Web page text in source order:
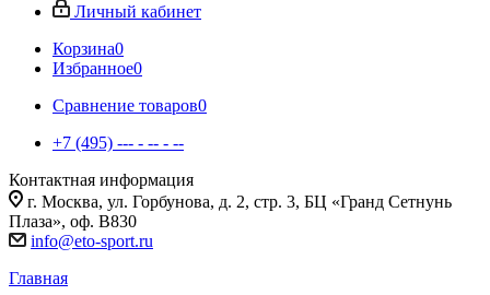
Личный кабинет
Корзина0
Избранное0
Сравнение товаров0
+7 (495) --- - -- - --
Контактная информация
г. Москва, ул. Горбунова, д. 2, стр. 3, БЦ «Гранд Сетнунь
Плаза», оф. В830
info@eto-sport.ru
Главная